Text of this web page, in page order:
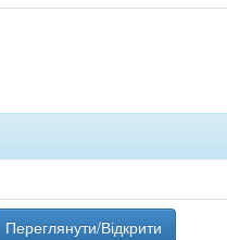
Переглянути/Відкрити